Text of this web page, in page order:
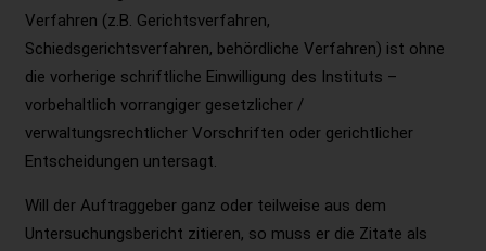
Verfahren (z.B. Gerichtsverfahren,
Schiedsgerichtsverfahren, behördliche Verfahren) ist ohne
die vorherige schriftliche Einwilligung des Instituts –
vorbehaltlich vorrangiger gesetzlicher /
verwaltungsrechtlicher Vorschriften oder gerichtlicher
Entscheidungen untersagt.
Will der Auftraggeber ganz oder teilweise aus dem
Untersuchungsbericht zitieren, so muss er die Zitate als